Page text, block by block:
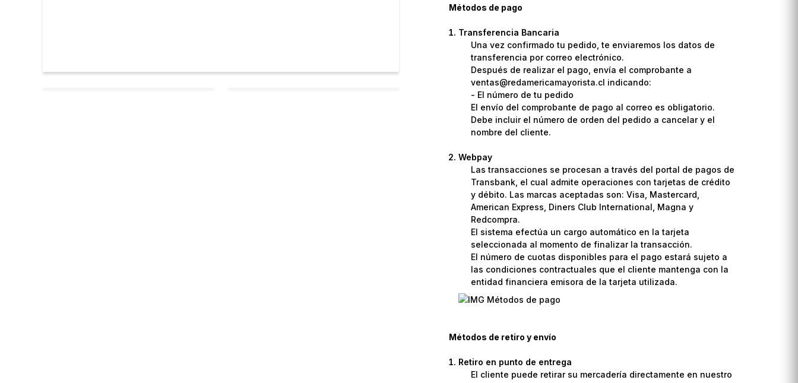
Métodos de pago
Transferencia Bancaria
Una vez confirmado tu pedido, te enviaremos los datos de
transferencia por correo electrónico.
Después de realizar el pago, envía el comprobante a
ventas@redamericamayorista.cl indicando:
- El número de tu pedido
El envío del comprobante de pago al correo es obligatorio.
Debe incluir el número de orden del pedido a cancelar y el
nombre del cliente.
Webpay
Las transacciones se procesan a través del portal de pagos de
Transbank, el cual admite operaciones con tarjetas de crédito
y débito. Las marcas aceptadas son: Visa, Mastercard,
American Express, Diners Club International, Magna y
Redcompra.
El sistema efectúa un cargo automático en la tarjeta
seleccionada al momento de finalizar la transacción.
El número de cuotas disponibles para el pago estará sujeto a
las condiciones contractuales que el cliente mantenga con la
entidad financiera emisora de la tarjeta utilizada.
Métodos de retiro y envío
Retiro en punto de entrega
El cliente puede retirar su mercadería directamente en nuestro